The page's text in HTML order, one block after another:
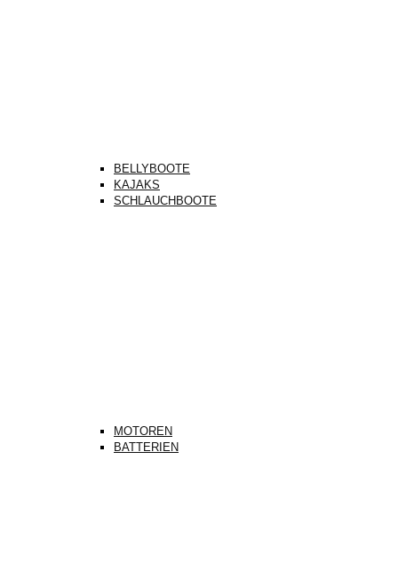
BELLYBOOTE
KAJAKS
SCHLAUCHBOOTE
MOTOREN
BATTERIEN